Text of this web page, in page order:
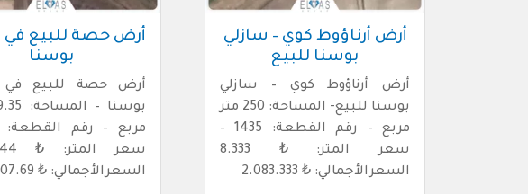
أرض أرناؤوط كوي – سازلي
بوسنا للبيع
أرض أرناؤوط كوي – سازلي
بوسنا للبيع- المساحة: 250 متر
مربع – رقم القطعة: 1435 –
سعر المتر: ₺ 8.333
السعرالأجمالي: ₺ 2.083.333
أرض حصة للبيع في
بوسنا
أرض حصة للبيع في
السعرالأجمالي: ₺ 3.121.807.69